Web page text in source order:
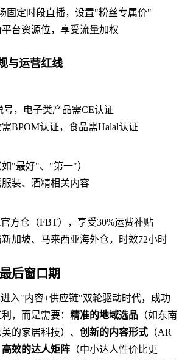
固定时段直播，设置"粉丝专属价"
台资源位，享受流量加权
与运营红线
号，电子类产品需CE认证
BPOM认证，食品需Halal认证
"最好"、"第一"）
装、酒精相关内容
方仓（FBT），享受30%运费补贴
加坡、马来西亚海外仓，时效72小时
后窗口期
入"内容+供应链"双轮驱动时代，成功
，而是需要： 精准的地域选品 （如东南
的家居科技）、 创新的内容形式 （AR
高效的达人矩阵 （中小达人性价比更